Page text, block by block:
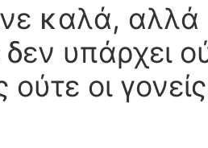
καλά, αλλά
υπάρχει
ούτε οι γονείς